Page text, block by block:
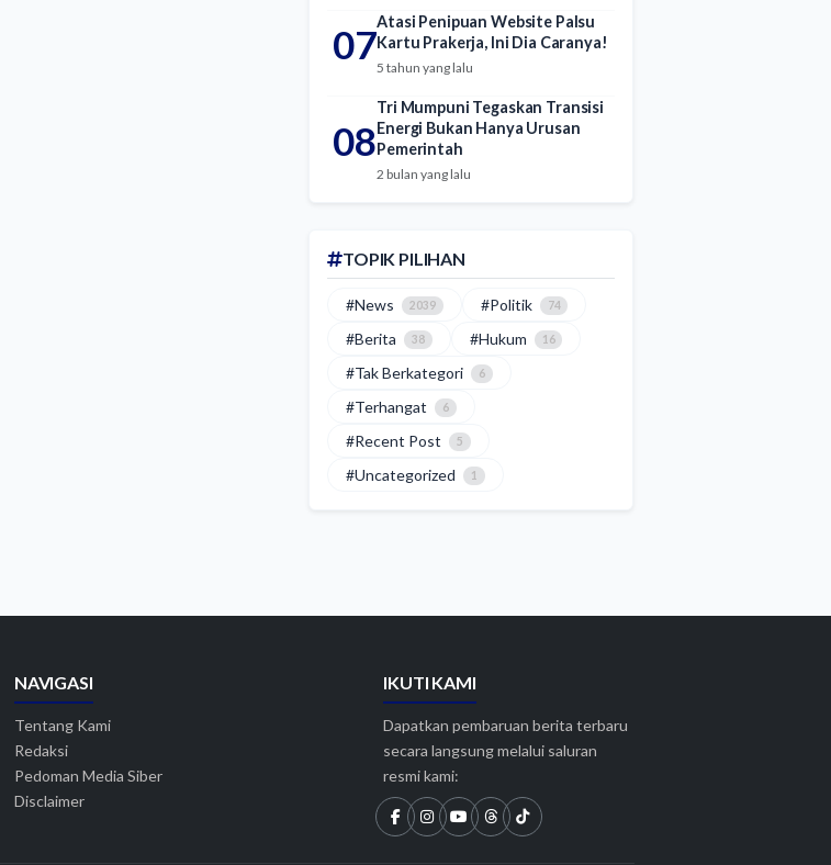
07Atasi Penipuan Website Palsu
Kartu Prakerja, Ini Dia Caranya!
5 tahun yang lalu
08
Tri Mumpuni Tegaskan Transisi
Energi Bukan Hanya Urusan
Pemerintah
2 bulan yang lalu
TOPIK PILIHAN
#News 2039 #Politik 74
#Berita 38 #Hukum 16
#Tak Berkategori 6
#Terhangat 6
#Recent Post 5
#Uncategorized 1
NAVIGASI
Tentang Kami
Redaksi
Pedoman Media Siber
Disclaimer
IKUTI KAMI
Dapatkan pembaruan berita terbaru
secara langsung melalui saluran
resmi kami: